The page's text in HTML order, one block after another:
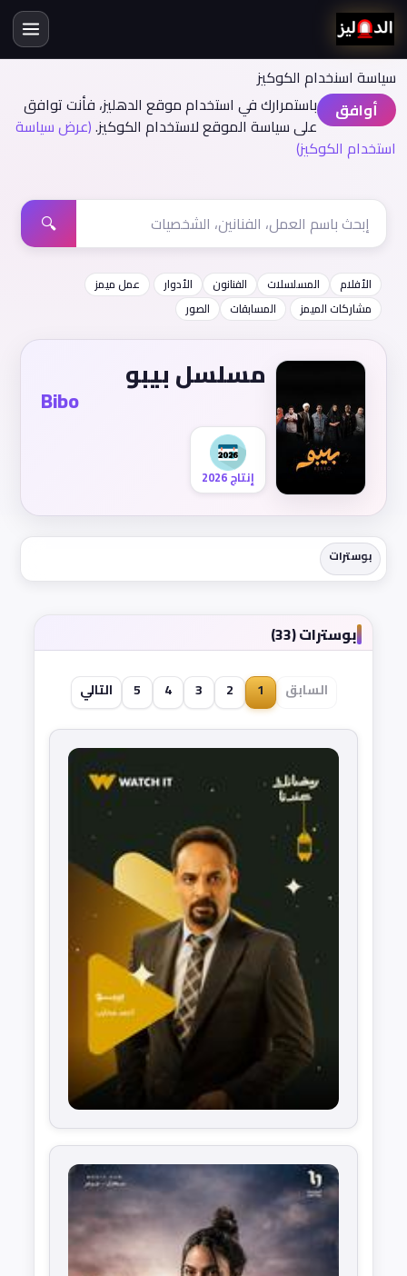
سياسة اسنخدام الكوكيز
أوافق
باستمرارك في استخدام موقع الدهليز، فأنت توافق
على سياسة الموقع لاستخدام الكوكيز.(عرض سياسة
استخدام الكوكيز)
🔍
الأفلام المسلسلات الفنانون الأدوار
عمل ميمز
مشاركات الميمز
المسابقات الصور
مسلسل بيبو
Bibo
إنتاج 2026
بوسترات
بوسترات (33)
السابق 1
2
3
4
5 التالي